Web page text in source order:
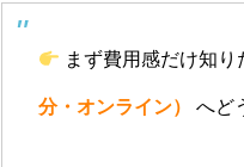
まず費用感だけ知
分・オンライン） へど